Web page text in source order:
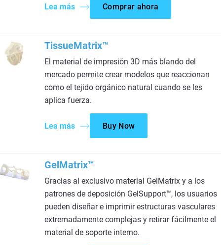
Lea más Comprar ahora
TissueMatrix™
El material de impresión 3D más blando del
mercado permite crear modelos que reaccionan
como el tejido orgánico natural cuando se les
aplica fuerza.
Lea más Buy Now
GelMatrix™
Gracias al exclusivo material GelMatrix y a los
patrones de deposición GelSupport™, los usuarios
pueden diseñar e imprimir estructuras vasculares
extremadamente complejas y retirar fácilmente el
material de soporte interno.